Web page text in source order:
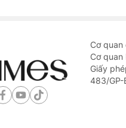
Cơ
Cơ quan
Giấy
483/GP-